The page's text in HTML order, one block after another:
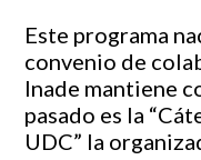
Este programa
convenio de
Inade mantiene
pasado es la
UDC” la